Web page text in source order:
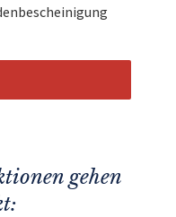
gehen